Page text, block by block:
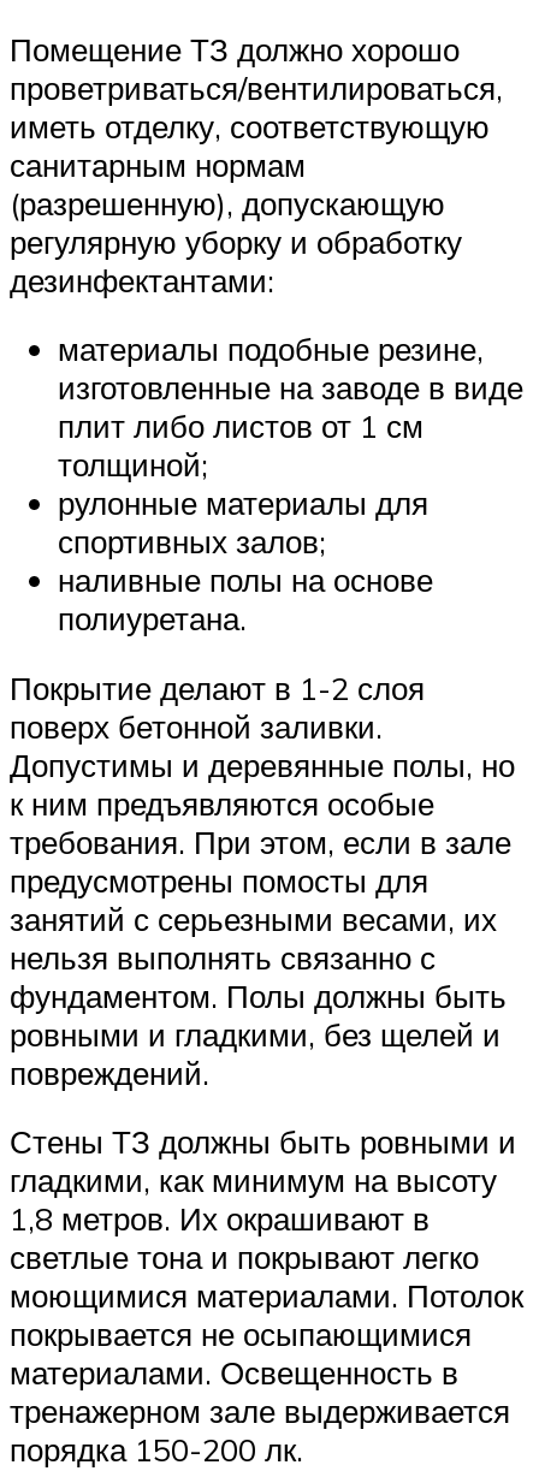
Помещение ТЗ должно хорошо
проветриваться/вентилироваться,
иметь отделку, соответствующую
санитарным нормам
(разрешенную), допускающую
регулярную уборку и обработку
дезинфектантами:
материалы подобные резине,
изготовленные на заводе в виде
плит либо листов от 1 см
толщиной;
рулонные материалы для
спортивных залов;
наливные полы на основе
полиуретана.
Покрытие делают в 1-2 слоя
поверх бетонной заливки.
Допустимы и деревянные полы, но
к ним предъявляются особые
требования. При этом, если в зале
предусмотрены помосты для
занятий с серьезными весами, их
нельзя выполнять связанно с
фундаментом. Полы должны быть
ровными и гладкими, без щелей и
повреждений.
Стены ТЗ должны быть ровными и
гладкими, как минимум на высоту
1,8 метров. Их окрашивают в
светлые тона и покрывают легко
моющимися материалами. Потолок
покрывается не осыпающимися
материалами. Освещенность в
тренажерном зале выдерживается
порядка 150-200 лк.